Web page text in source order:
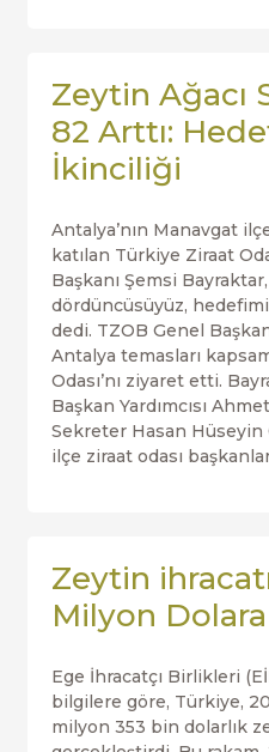
Zeytin Ağacı
82 Arttı:
İkinciliği
Antalya’nın Manavgat
katılan Türkiye Ziraat
Başkanı Şemsi
dördüncüsüyüz,
dedi. TZOB Genel
Antalya temasları
Odası’nı ziyaret etti.
Başkan Yardımcısı
Sekreter Hasan Hüseyin
ilçe ziraat odası
Zeytin
Milyon Dolara
Ege İhracatçı Birlikleri
bilgilere göre, Türkiye,
milyon 353 bin dolarlık